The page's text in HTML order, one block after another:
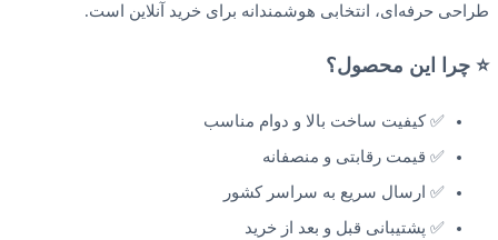
طراحی حرفه‌ای، انتخابی هوشمندانه برای خرید آنلاین است.
⭐ چرا این محصول؟
✅ کیفیت ساخت بالا و دوام مناسب
✅ قیمت رقابتی و منصفانه
✅ ارسال سریع به سراسر کشور
✅ پشتیبانی قبل و بعد از خرید